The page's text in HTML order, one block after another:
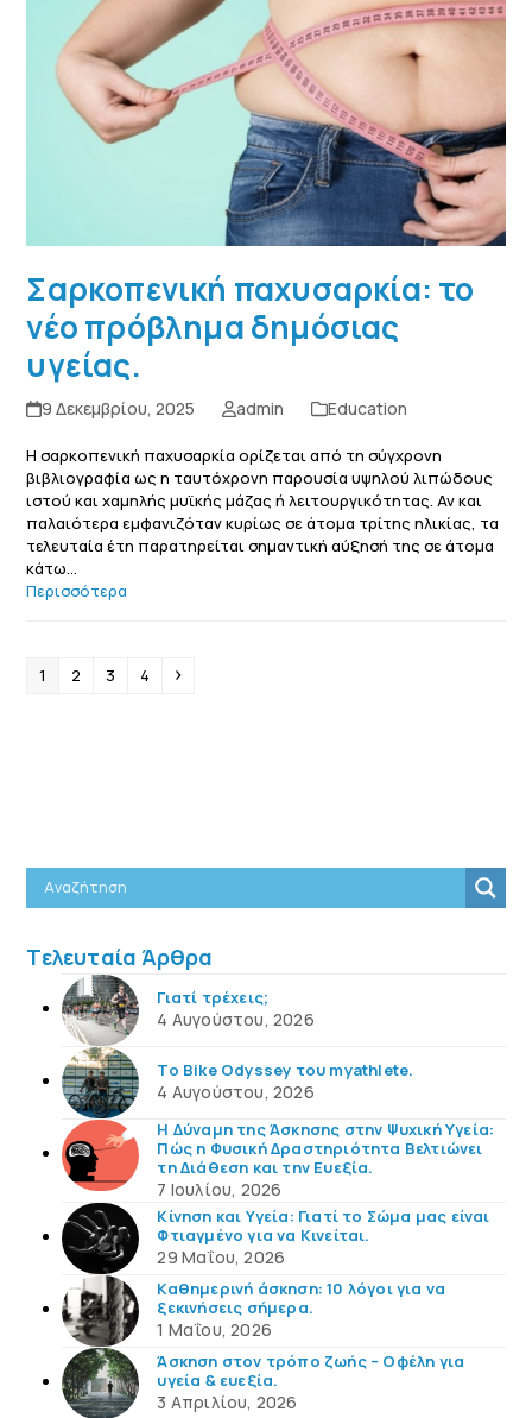
Σαρκοπενική παχυσαρκία: το
νέο πρόβλημα δημόσιας
υγείας.
9 Δεκεμβρίου, 2025 admin Education
Η σαρκοπενική παχυσαρκία ορίζεται από τη σύγχρονη
βιβλιογραφία ως η ταυτόχρονη παρουσία υψηλού λιπώδους
ιστού και χαμηλής μυϊκής μάζας ή λειτουργικότητας. Αν και
παλαιότερα εμφανιζόταν κυρίως σε άτομα τρίτης ηλικίας, τα
τελευταία έτη παρατηρείται σημαντική αύξησή της σε άτομα
κάτω…
Περισσότερα
Page
1 Page
2 Page
3 Page
4 Next
Τελευταία Άρθρα
Γιατί τρέχεις;
4 Αυγούστου, 2026
Το Bike Odyssey του myathlete.
4 Αυγούστου, 2026
Η Δύναμη της Άσκησης στην Ψυχική Υγεία:
Πώς η Φυσική Δραστηριότητα Βελτιώνει
τη Διάθεση και την Ευεξία.
7 Ιουλίου, 2026
Κίνηση και Υγεία: Γιατί το Σώμα μας είναι
Φτιαγμένο για να Κινείται.
29 Μαΐου, 2026
Καθημερινή άσκηση: 10 λόγοι για να
ξεκινήσεις σήμερα.
1 Μαΐου, 2026
Άσκηση στον τρόπο ζωής – Οφέλη για
υγεία & ευεξία.
3 Απριλίου, 2026